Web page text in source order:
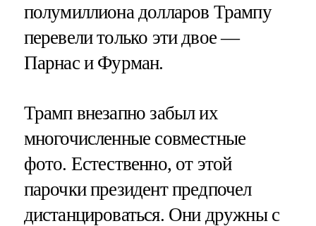
полумиллиона долларов Трампу
перевели только эти двое —
Парнас и Фурман.
Трамп внезапно забыл их
многочисленные совместные
фото. Естественно, от этой
парочки президент предпочел
дистанцироваться. Они дружны с